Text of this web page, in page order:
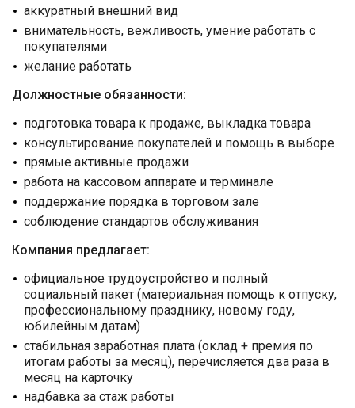
аккуратный внешний вид
внимательность, вежливость, умение работать с
покупателями
желание работать
Должностные обязанности:
подготовка товара к продаже, выкладка товара
консультирование покупателей и помощь в выборе
прямые активные продажи
работа на кассовом аппарате и терминале
поддержание порядка в торговом зале
соблюдение стандартов обслуживания
Компания предлагает:
официальное трудоустройство и полный
социальный пакет (материальная помощь к отпуску,
профессиональному празднику, новому году,
юбилейным датам)
стабильная заработная плата (оклад + премия по
итогам работы за месяц), перечисляется два раза в
месяц на карточку
надбавка за стаж работы